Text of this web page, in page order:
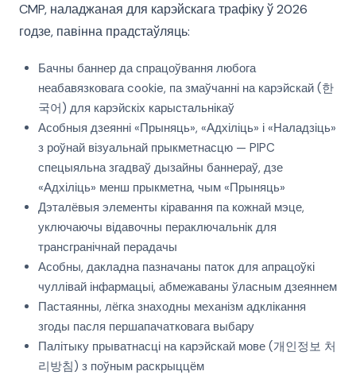
CMP, наладжаная для карэйскага трафіку ў 2026
годзе, павінна прадстаўляць:
Бачны баннер да спрацоўвання любога
неабавязковага cookie, па змаўчанні на карэйскай (한
국어) для карэйскіх карыстальнікаў
Асобныя дзеянні «Прыняць», «Адхіліць» і «Наладзіць»
з роўнай візуальнай прыкметнасцю — PIPC
спецыяльна згадваў дызайны баннераў, дзе
«Адхіліць» менш прыкметна, чым «Прыняць»
Дэталёвыя элементы кіравання па кожнай мэце,
уключаючы відавочны пераключальнік для
трансгранічнай перадачы
Асобны, дакладна пазначаны паток для апрацоўкі
чуллівай інфармацыі, абмежаваны ўласным дзеяннем
Пастаянны, лёгка знаходны механізм адклікання
згоды пасля першапачатковага выбару
Палітыку прыватнасці на карэйскай мове (개인정보 처
리방침) з поўным раскрыццём